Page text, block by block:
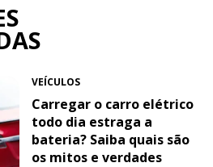
VEÍCULOS
Carregar o carro elétrico
todo dia estraga a
bateria? Saiba quais são
os mitos e verdades